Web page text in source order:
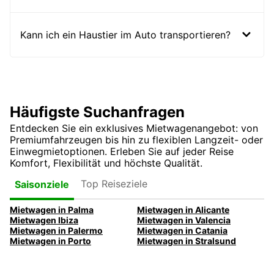
Kann ich ein Haustier im Auto transportieren?
Häufigste Suchanfragen
Entdecken Sie ein exklusives Mietwagenangebot: von
Premiumfahrzeugen bis hin zu flexiblen Langzeit- oder
Einwegmietoptionen. Erleben Sie auf jeder Reise
Komfort, Flexibilität und höchste Qualität.
Saisonziele
Top Reiseziele
Mietwagen in Palma
Mietwagen in Alicante
Mietwagen Ibiza
Mietwagen in Valencia
Mietwagen in Palermo
Mietwagen in Catania
Mietwagen in Porto
Mietwagen in Stralsund